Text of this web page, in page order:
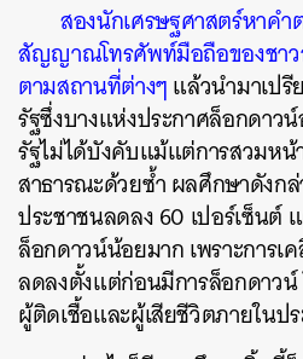
สองนักเศรษฐศาสตร์หาค
สัญญาณโทรศัพท์มือถือของชาว
ตามสถานที่ต่างๆแล้วนำมาเปรี
รัฐซึ่งบางแห่งประกาศล็อกดาว
รัฐไม่ได้บังคับแม้แต่การสวมห
สาธารณะด้วยซ้ำ ผลศึกษาดังก
ประชาชนลดลง 60 เปอร์เซ็นต์
ล็อกดาวน์น้อยมาก เพราะการเ
ลดลงตั้งแต่ก่อนมีการล็อกดาว
ผู้ติดเชื้อและผู้เสียชีวิตภายในป